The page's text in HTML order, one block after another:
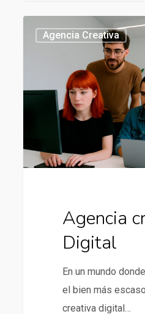
creativa
Agencia Creativa
Agencia
Digital
En un mundo
el bien más
creativa digital…